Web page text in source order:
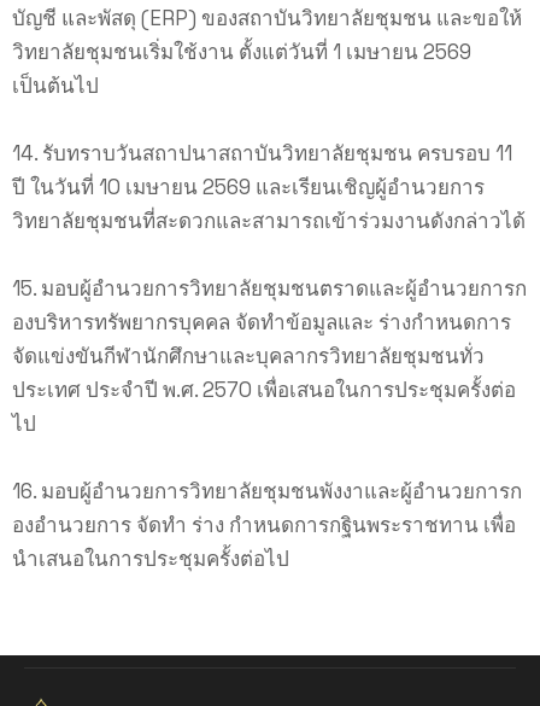
บัญชี และพัสดุ (ERP) ของสถาบันวิทยาลัยชุมชน และขอให้
วิทยาลัยชุมชนเริ่มใช้งาน ตั้งแต่วันที่ 1 เมษายน 2569
เป็นต้นไป
14. รับทราบวันสถาปนาสถาบันวิทยาลัยชุมชน ครบรอบ 11
ปี ในวันที่ 10 เมษายน 2569 และเรียนเชิญผู้อำนวยการ
วิทยาลัยชุมชนที่สะดวกและสามารถเข้าร่วมงานดังกล่าวได้
15. มอบผู้อำนวยการวิทยาลัยชุมชนตราดและผู้อำนวยการก
องบริหารทรัพยากรบุคคล จัดทำข้อมูลและ ร่างกำหนดการ
จัดแข่งขันกีฬานักศึกษาและบุคลากรวิทยาลัยชุมชนทั่ว
ประเทศ ประจำปี พ.ศ. 2570 เพื่อเสนอในการประชุมครั้งต่อ
ไป
16. มอบผู้อำนวยการวิทยาลัยชุมชนพังงาและผู้อำนวยการก
องอำนวยการ จัดทำ ร่าง กำหนดการกฐินพระราชทาน เพื่อ
นำเสนอในการประชุมครั้งต่อไป